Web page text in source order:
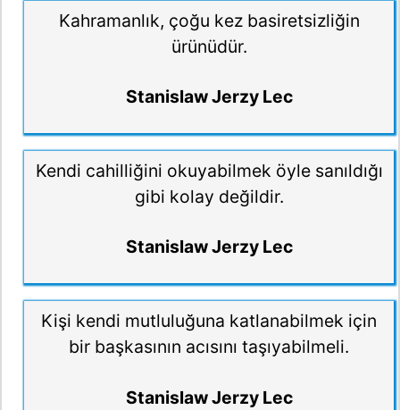
Kahramanlık, çoğu kez basiretsizliğin
ürünüdür.
Stanislaw Jerzy Lec
Kendi cahilliğini okuyabilmek öyle sanıldığı
gibi kolay değildir.
Stanislaw Jerzy Lec
Kişi kendi mutluluğuna katlanabilmek için
bir başkasının acısını taşıyabilmeli.
Stanislaw Jerzy Lec